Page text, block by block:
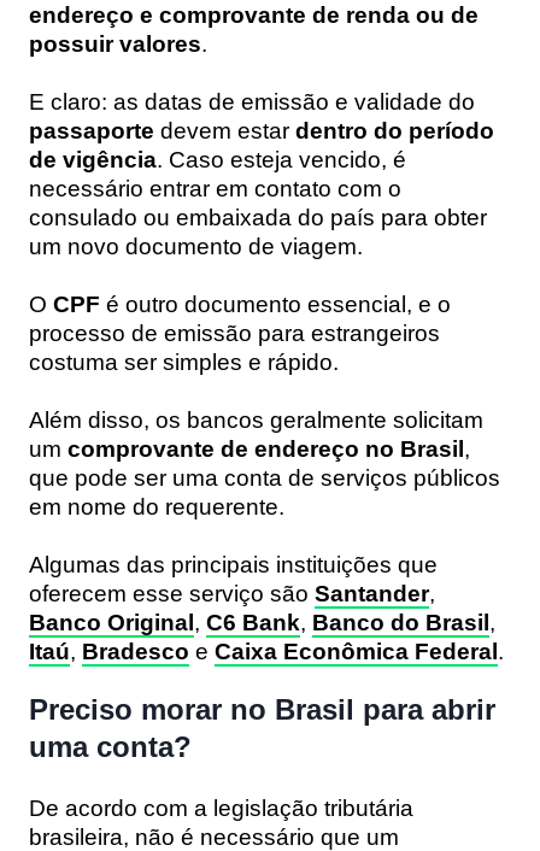
endereço e comprovante de renda ou de
possuir valores.
E claro: as datas de emissão e validade do
passaporte devem estar dentro do período
de vigência. Caso esteja vencido, é
necessário entrar em contato com o
consulado ou embaixada do país para obter
um novo documento de viagem.
O CPF é outro documento essencial, e o
processo de emissão para estrangeiros
costuma ser simples e rápido.
Além disso, os bancos geralmente solicitam
um comprovante de endereço no Brasil,
que pode ser uma conta de serviços públicos
em nome do requerente.
Algumas das principais instituições que
oferecem esse serviço são Santander,
Banco Original, C6 Bank, Banco do Brasil,
Itaú, Bradesco e Caixa Econômica Federal.
Preciso morar no Brasil para abrir
uma conta?
De acordo com a legislação tributária
brasileira, não é necessário que um